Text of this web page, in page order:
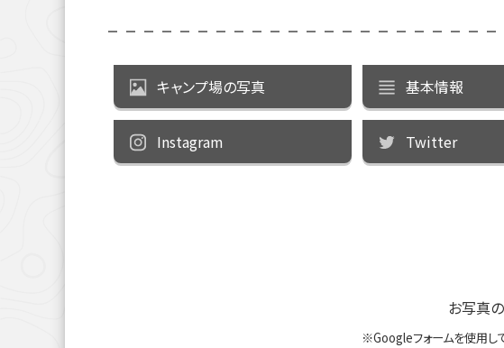
キャンプ場の写真 基本情報
Instagram Twitter
お写真
※Googleフォームを使用し